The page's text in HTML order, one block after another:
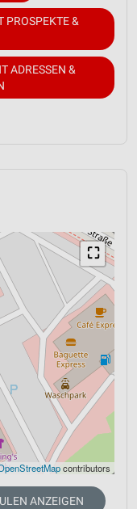
PROSPEKTE &
ADRESSEN &
⛶
contributors
ANZEIGEN